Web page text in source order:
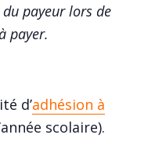
payeur lors de
payer.
d’adhésion à
scolaire).